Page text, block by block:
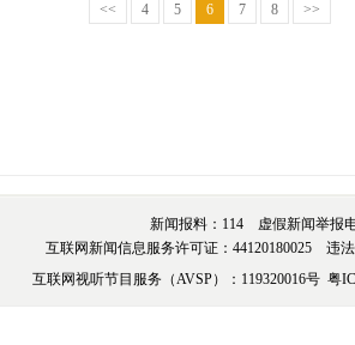
<< 4 5 6 7 8 >>
新闻报料：114 虚假新闻举报电
互联网新闻信息服务许可证：44120180025 违
互联网视听节目服务（AVSP）：119320016号粤